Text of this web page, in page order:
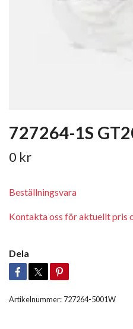
727264-1S
0 kr
Beställningsvara
Kontakta oss för aktuellt pris
Dela
Artikelnummer: 727264-5001W